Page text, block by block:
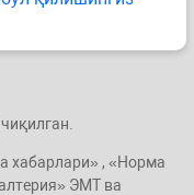
хабарлари» , «Норма
ЭМТ ва